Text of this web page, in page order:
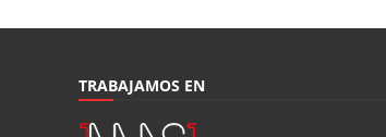
TRABAJAMOS EN